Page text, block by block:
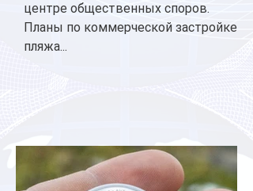
центре общественных споров.
Планы по коммерческой застройке
пляжа...